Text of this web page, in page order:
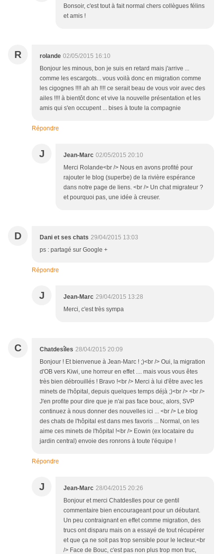
Bonsoir, c'est tout à fait normal chers collègues félins
et amis !
R rolande 02/05/2015 16:10
Bonjour les minous, bon je suis en retard mais j'arrive ...
comme les escargots... vous voilà donc en migration comme
les cigognes !!!! ah ah !!!! ce serait beau de vous voir avec des
ailes !!!! à bientôt donc et vive la nouvelle présentation et les
amis qui s'en occupent ... bises à toute la compagnie
Répondre
J Jean-Marc 02/05/2015 20:10
Merci Rolande<br /> Nous en avons profité pour
rajouter le blog (superbe) de la rivière espérance
dans notre page de liens. <br /> Un chat migrateur ?
et pourquoi pas, une idée à creuser.
D Dani et ses chats 29/04/2015 13:03
ps : partagé sur Google +
Répondre
J Jean-Marc 29/04/2015 13:28
Merci, c'est très sympa
C Chatdesîles 28/04/2015 20:09
Bonjour ! Et bienvenue à Jean-Marc ! ;)<br /> Oui, la migration
d'OB vers Kiwi, une horreur en effet .... mais vous vous êtes
très bien débrouillés ! Bravo !<br /> Merci à lui d'être avec les
minets de l'hôpital, depuis quelques temps déjà ;)<br /> <br />
J'en profite pour dire que je n'ai pas face bouc, alors, SVP
continuez à nous donner des nouvelles ici ... <br /> Le blog
des chats de l'hôpital est dans mes favoris ... Normal, on les
aime ces minets de l'hôpital !<br /> Eowin (ex locataire du
jardin central) envoie des ronrons à toute l'équipe !
Répondre
J Jean-Marc 28/04/2015 20:26
Bonjour et merci ChatdesIles pour ce gentil
commentaire bien encourageant pour un débutant.
Un peu contraignant en effet comme migration, des
trucs ont disparu mais on a essayé de tout récupérer
et que ça ne soit pas trop sensible pour le lecteur.<br
/> Face de Bouc, c'est pas non plus trop mon truc,